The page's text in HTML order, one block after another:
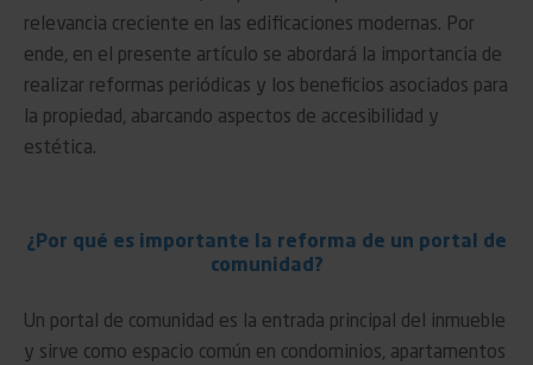
relevancia creciente en las edificaciones modernas. Por
ende, en el presente artículo se abordará la importancia de
realizar reformas periódicas y los beneficios asociados para
la propiedad, abarcando aspectos de accesibilidad y
estética.
¿Por qué es importante la reforma de un portal de
comunidad?
Un portal de comunidad es la entrada principal del inmueble
y sirve como espacio común en condominios, apartamentos